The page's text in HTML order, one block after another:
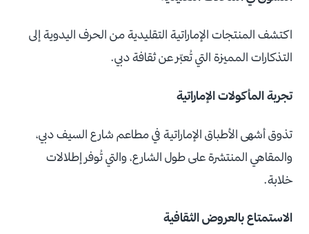
اكتشف المنتجات الإماراتية التقليدية من الحرف اليدوية إلى
التذكارات المميزة التي تُعبّر عن ثقافة دبي.
تجربة المأكولات الإماراتية
تذوق أشهى الأطباق الإماراتية في مطاعم شارع السيف دبي،
والمقاهي المنتشرة على طول الشارع، والتي تُوفر إطلالات
خلابة.
الاستمتاع بالعروض الثقافية